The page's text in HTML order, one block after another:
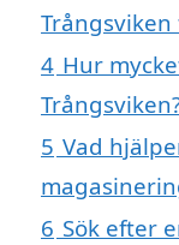
4 Hur
5 Vad
6 Sök efter